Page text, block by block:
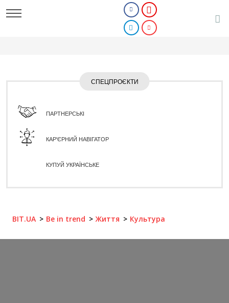
СПЕЦПРОЄКТИ
ПАРТНЕРСЬКІ
КАР'ЄРНИЙ НАВІГАТОР
КУПУЙ УКРАЇНСЬКЕ
BIT.UA Be in trend Життя Культура